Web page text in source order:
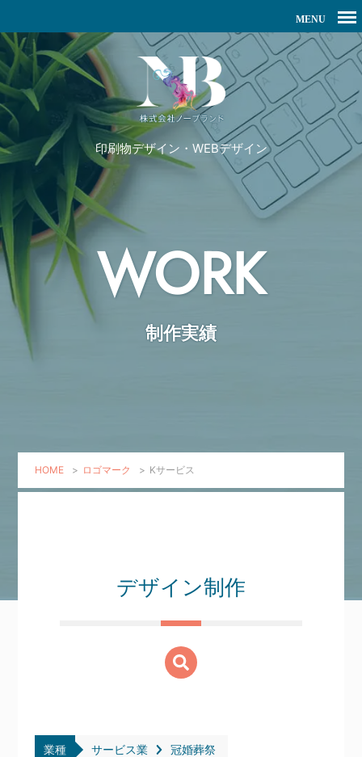
印刷物デザイン・WEBデザイン
WORK
制作実績
HOME > ロゴマーク > Kサービス
デザイン制作
業種 サービス業 冠婚葬祭